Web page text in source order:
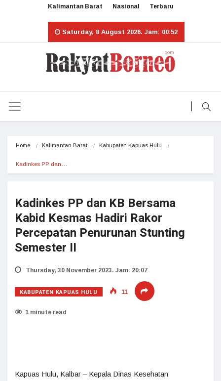
Kalimantan Barat Nasional Terbaru
Saturday, 8 August 2026. Jam: 00:52
Home Kalimantan Barat Kabupaten Kapuas Hulu
Kadinkes PP dan…
Kadinkes PP dan KB Bersama
Kabid Kesmas Hadiri Rakor
Percepatan Penurunan Stunting
Semester II
Thursday, 30 November 2023. Jam: 20:07
KABUPATEN KAPUAS HULU 11
1 minute read
Kapuas Hulu, Kalbar – Kepala Dinas Kesehatan